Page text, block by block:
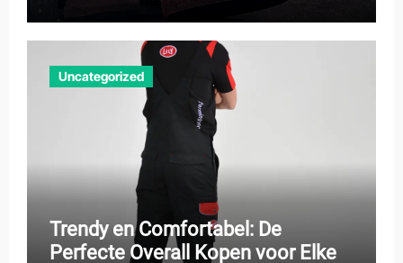
Uncategorized
Trendy en Comfortabel: De
Perfecte Overall Kopen voor Elke